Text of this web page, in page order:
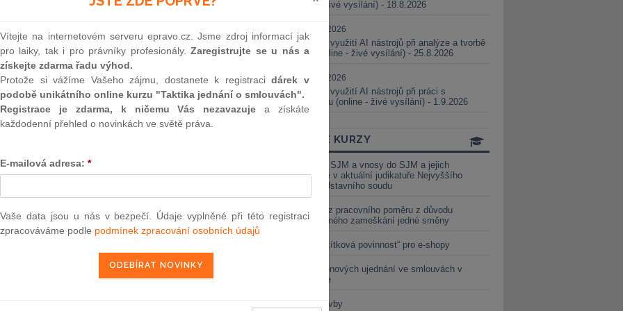
dvora ze dne 18. září 2012 — Evropská komise v.
— ZZ v. Komise
— CK v. Komise
v. Komise
(druhého senátu) ze dne 21. března 2013 — Brune v. Komise
Zrušení rozhodnutí o nezapsání na seznam uchazečů vhodných k
legality — Námitka protiprávnosti vznesená proti rozhodnutí o
(online - živé vysílání) - 18.8.2026
25.08.2026
Praktické využití AI nástrojů při analýze a tvorbě
smluv (online - živé vysílání) - 25.8.2026
01.09.2026
Praktické využití AI nástrojů při práci s
judikaturou (online - živé vysílání) - 1.9.2026
ONLINE KURZY
Vnosy ze SJM a vnosy do SJM a jejich
valorizace v aktuální judikatuře Nejvyššího
soudu a Ústavního soudu
Výpověď z pracovního poměru z důvodu
neomluveného zameškání jedné směny
Nová „tlačítková povinnost“ pro e-shopy
Změna cenových ujednání ve smlouvách v
energetice
Černé stavby
Vítejte na internetovém serveru epravo.cz. Jsme zdroj informací jak
pro laiky, tak i pro právníky profesionály.Zaregistrujte se u nás a
získejte zdarma řadu výhod.
Protože si vážíme Vašeho zájmu, dostanete k registracidárek v
podobě unikátního online kurzu "Taktika jednání o smlouvách".
Registrace je zdarma, k ničemu Vás nezavazuje a získáte
každodenní přehled o novinkách ve světě práva.
E-mailová adresa: *
Vaše data jsou u nás v bezpečí. Údaje vyplněné při této registraci
zpracováváme podle podmínek zpracování osobních údajů